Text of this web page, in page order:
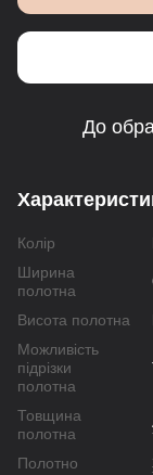
До
Колір
Ширина
полотна
Висота полотна
Можливість
підрізки
полотна
Товщина
полотна
Полотно